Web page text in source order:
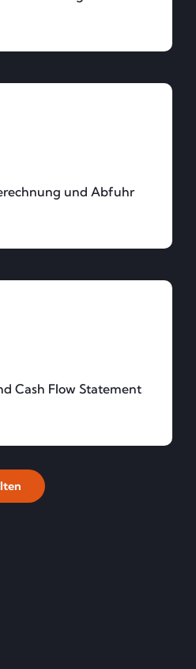
und Abfuhr
Cash Flow Statement